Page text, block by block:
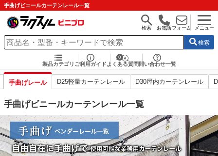
手曲げビニールカーテンレール一覧
検索 お電話フォーム メニュー
検索
製品カテゴリ ご利用ガイド よくある質問 問い合わせ一覧
手曲げレール D25軽量カーテンレール D30屋内カーテンレール
手曲げビニールカーテンレール一覧